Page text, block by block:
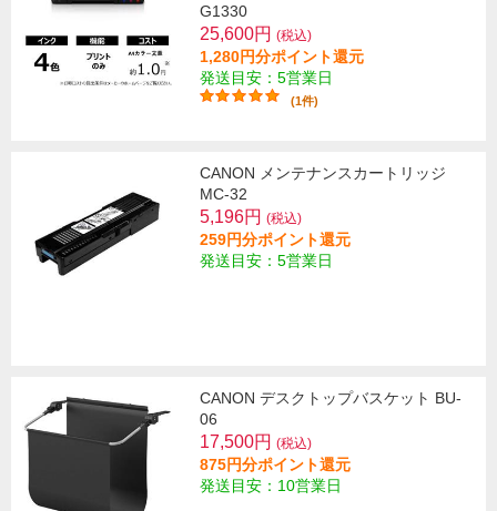
G1330
25,600円 (税込)
1,280円分ポイント還元
発送目安：5営業日
(1件)
CANON メンテナンスカートリッジ
MC-32
5,196円 (税込)
259円分ポイント還元
発送目安：5営業日
CANON デスクトップバスケット BU-
06
17,500円 (税込)
875円分ポイント還元
発送目安：10営業日